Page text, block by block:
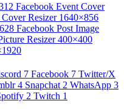
Facebook Event Cover
Resizer 1640×856
Facebook Post Image
Resizer 400×400
7 Facebook 7 Twitter/X
4 Snapchat 2 WhatsApp 3
2 Twitch 1